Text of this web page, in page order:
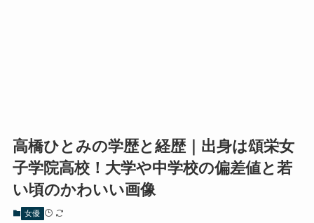
高橋ひとみの学歴と経歴｜出身は頌栄女
子学院高校！大学や中学校の偏差値と若
い頃のかわいい画像
女優